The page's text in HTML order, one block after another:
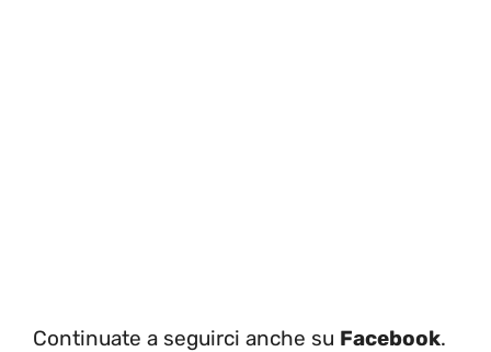
Continuate a seguirci anche su Facebook.